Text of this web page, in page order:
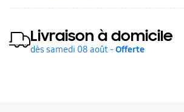
Livraison à domicile
dès samedi 08 août - Offerte